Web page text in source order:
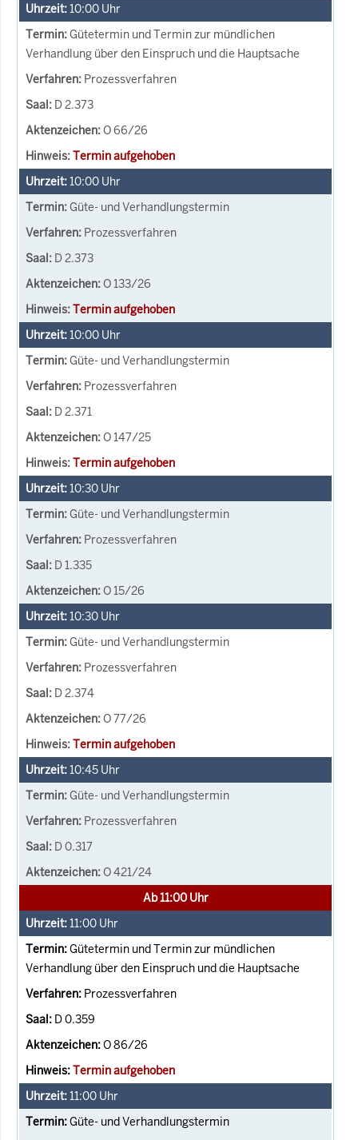
10:00 Uhr
Gütetermin und Termin zur mündlichen
Verhandlung über den Einspruch und die Hauptsache
Prozessverfahren
D 2.373
O 66/26
Termin aufgehoben
10:00 Uhr
Güte- und Verhandlungstermin
Prozessverfahren
D 2.373
O 133/26
Termin aufgehoben
10:00 Uhr
Güte- und Verhandlungstermin
Prozessverfahren
D 2.371
O 147/25
Termin aufgehoben
10:30 Uhr
Güte- und Verhandlungstermin
Prozessverfahren
D 1.335
O 15/26
10:30 Uhr
Güte- und Verhandlungstermin
Prozessverfahren
D 2.374
O 77/26
Termin aufgehoben
10:45 Uhr
Güte- und Verhandlungstermin
Prozessverfahren
D 0.317
O 421/24
Ab 11:00 Uhr
11:00 Uhr
Gütetermin und Termin zur mündlichen
Verhandlung über den Einspruch und die Hauptsache
Prozessverfahren
D 0.359
O 86/26
Termin aufgehoben
11:00 Uhr
Güte- und Verhandlungstermin